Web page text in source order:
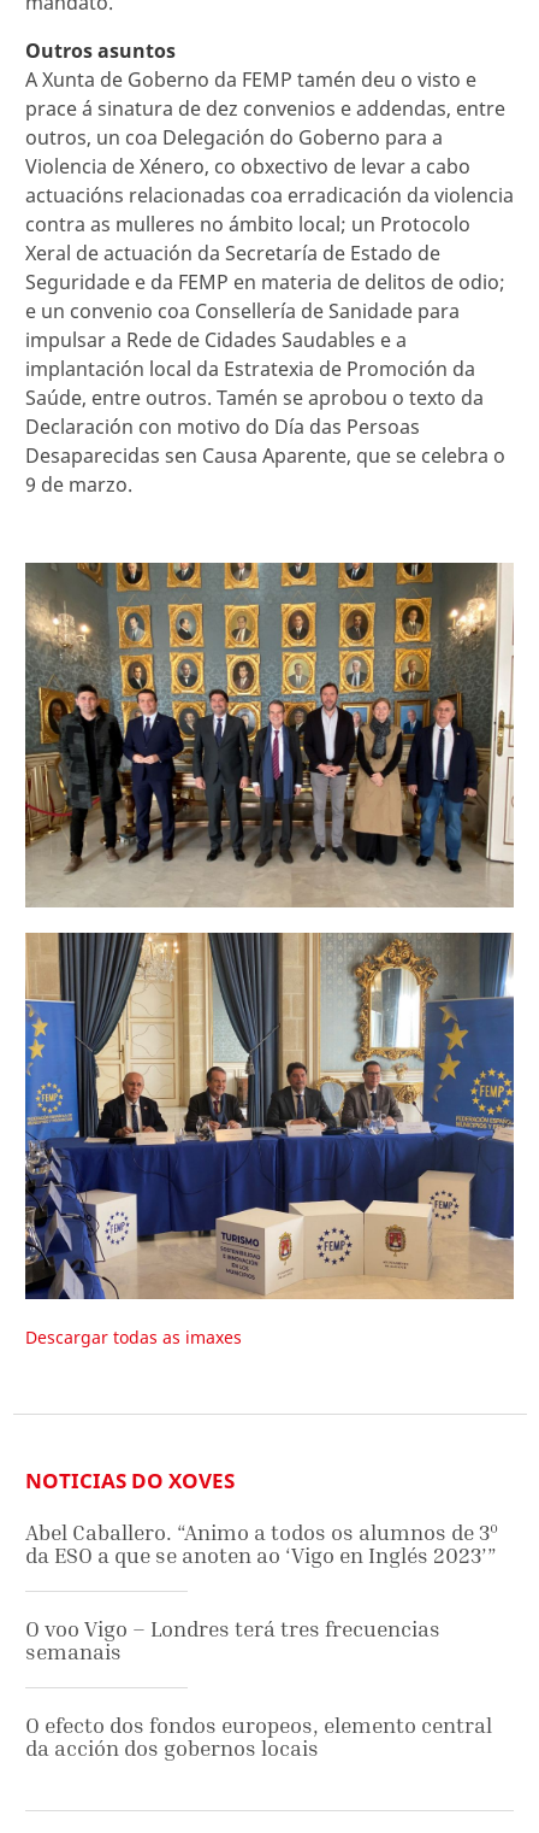
Outros asuntos
A Xunta de Goberno da FEMP tamén deu o visto e
prace á sinatura de dez convenios e addendas, entre
outros, un coa Delegación do Goberno para a
Violencia de Xénero, co obxectivo de levar a cabo
actuacións relacionadas coa erradicación da violencia
contra as mulleres no ámbito local; un Protocolo
Xeral de actuación da Secretaría de Estado de
Seguridade e da FEMP en materia de delitos de odio;
e un convenio coa Consellería de Sanidade para
impulsar a Rede de Cidades Saudables e a
implantación local da Estratexia de Promoción da
Saúde, entre outros. Tamén se aprobou o texto da
Declaración con motivo do Día das Persoas
Desaparecidas sen Causa Aparente, que se celebra o
9 de marzo.
Descargar todas as imaxes
NOTICIAS DO XOVES
Abel Caballero. “Animo a todos os alumnos de 3º
da ESO a que se anoten ao ‘Vigo en Inglés 2023’”
O voo Vigo – Londres terá tres frecuencias
semanais
O efecto dos fondos europeos, elemento central
da acción dos gobernos locais